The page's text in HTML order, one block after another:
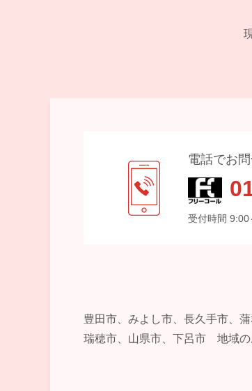
電話でお
受付時間
豊田市、みよし市、長久手市、
瑞穂市、山県市、下呂市 地域の